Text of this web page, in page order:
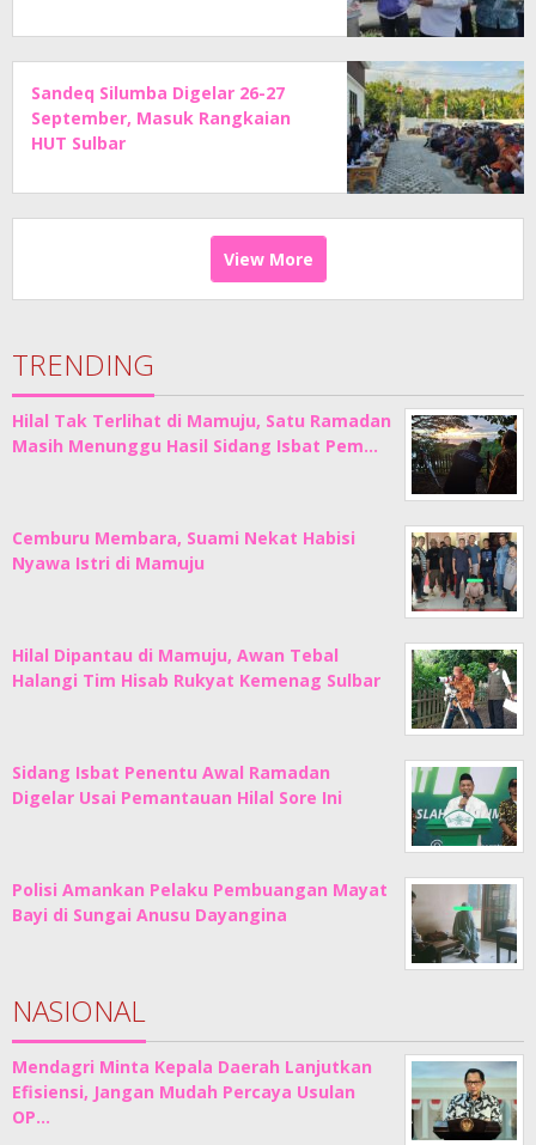
Sandeq Silumba Digelar 26-27
September, Masuk Rangkaian
HUT Sulbar
View More
TRENDING
Hilal Tak Terlihat di Mamuju, Satu Ramadan
Masih Menunggu Hasil Sidang Isbat Pem…
Cemburu Membara, Suami Nekat Habisi
Nyawa Istri di Mamuju
Hilal Dipantau di Mamuju, Awan Tebal
Halangi Tim Hisab Rukyat Kemenag Sulbar
Sidang Isbat Penentu Awal Ramadan
Digelar Usai Pemantauan Hilal Sore Ini
Polisi Amankan Pelaku Pembuangan Mayat
Bayi di Sungai Anusu Dayangina
NASIONAL
Mendagri Minta Kepala Daerah Lanjutkan
Efisiensi, Jangan Mudah Percaya Usulan
OP…